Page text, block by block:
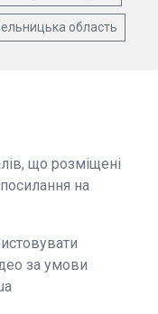
область
що розміщені
на
за умови